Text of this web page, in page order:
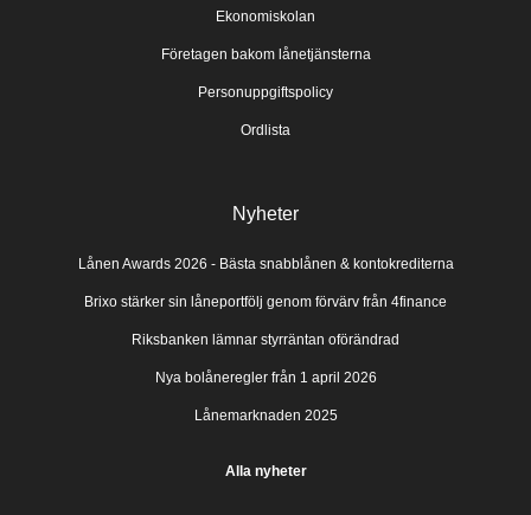
Ekonomiskolan
Företagen bakom lånetjänsterna
Personuppgiftspolicy
Ordlista
Nyheter
Lånen Awards 2026 - Bästa snabblånen & kontokrediterna
Brixo stärker sin låneportfölj genom förvärv från 4finance
Riksbanken lämnar styrräntan oförändrad
Nya bolåneregler från 1 april 2026
Lånemarknaden 2025
Alla nyheter